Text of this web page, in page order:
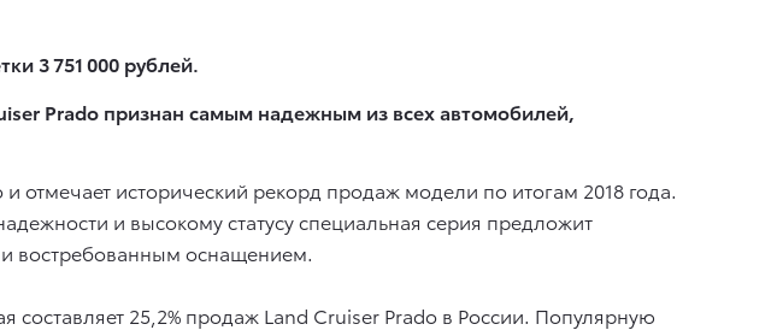
3 751 000 рублей.
Prado признан самым надежным из всех автомобилей,
отмечает исторический рекорд продаж модели по итогам 2018 года.
и высокому статусу специальная серия предложит
востребованным оснащением.
составляет 25,2% продаж Land Cruiser Prado в России. Популярную